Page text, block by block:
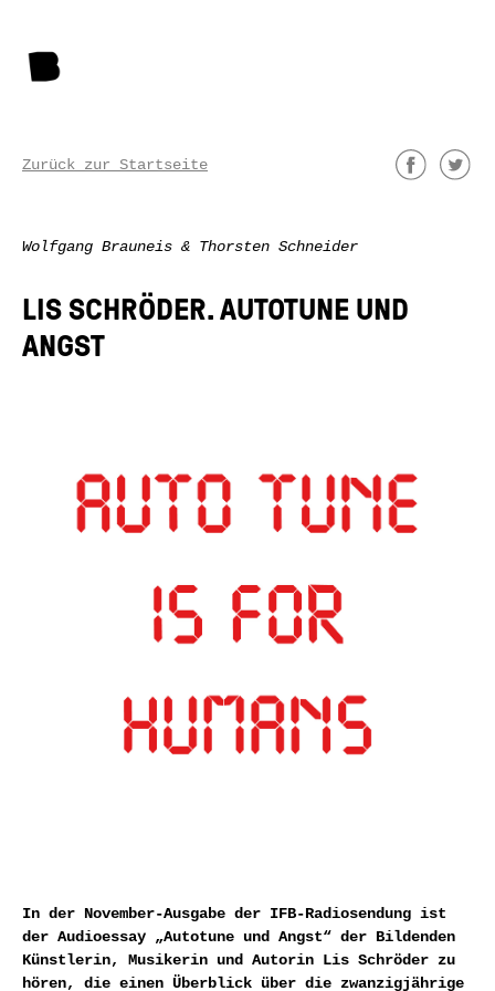
Zurück zur Startseite
Wolfgang Brauneis & Thorsten Schneider
LIS SCHRÖDER. AUTOTUNE UND
ANGST
In der November-Ausgabe der IFB-Radiosendung ist
der Audioessay „Autotune und Angst“ der Bildenden
Künstlerin, Musikerin und Autorin Lis Schröder zu
hören, die einen Überblick über die zwanzigjährige